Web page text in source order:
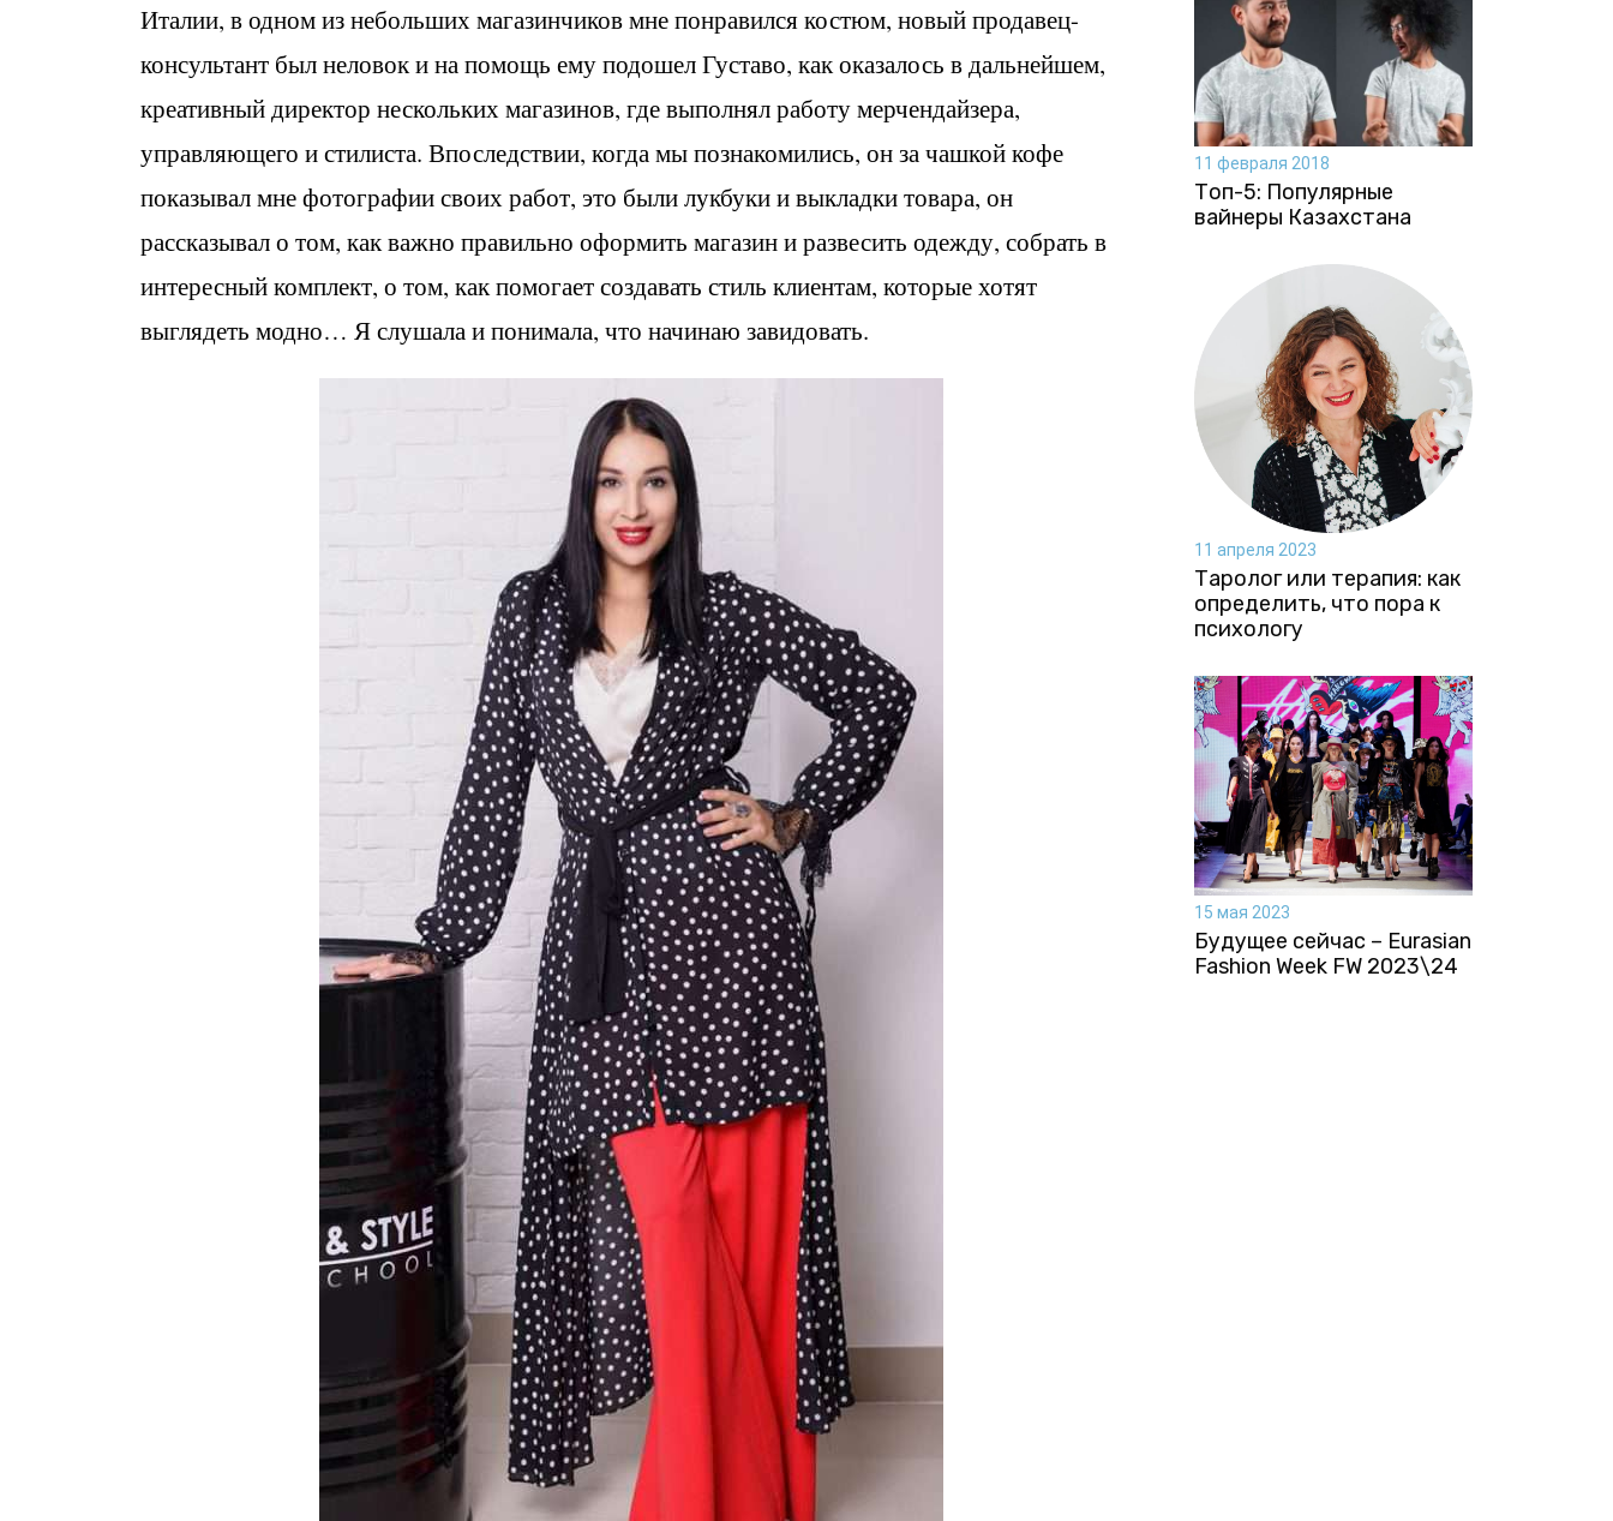
Италии, в одном из небольших магазинчиков мне понравился костюм, новый продавец-
консультант был неловок и на помощь ему подошел Густаво, как оказалось в дальнейшем,
креативный директор нескольких магазинов, где выполнял работу мерчендайзера,
управляющего и стилиста. Впоследствии, когда мы познакомились, он за чашкой кофе
показывал мне фотографии своих работ, это были лукбуки и выкладки товара, он
рассказывал о том, как важно правильно оформить магазин и развесить одежду, собрать в
интересный комплект, о том, как помогает создавать стиль клиентам, которые хотят
выглядеть модно… Я слушала и понимала, что начинаю завидовать.
11 февраля 2018
Топ-5: Популярные
вайнеры Казахстана
11 апреля 2023
Таролог или терапия: как
определить, что пора к
психологу
15 мая 2023
Будущее сейчас – Eurasian
Fashion Week FW 2023\24